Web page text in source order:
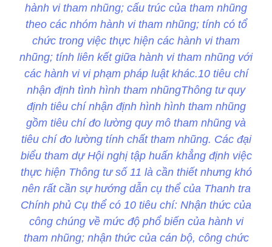
hành vi tham nhũng; cấu trúc của tham nhũng
theo các nhóm hành vi tham nhũng; tính có tổ
chức trong việc thực hiện các hành vi tham
nhũng; tính liên kết giữa hành vi tham nhũng với
các hành vi vi phạm pháp luật khác.10 tiêu chí
nhận định tình hình tham nhũngThông tư quy
định tiêu chí nhận định hình hình tham nhũng
gồm tiêu chí đo lường quy mô tham nhũng và
tiêu chí đo lường tính chất tham nhũng. Các đại
biểu tham dự Hội nghị tập huấn khẳng định việc
thực hiện Thông tư số 11 là cần thiết nhưng khó
nên rất cần sự hướng dẫn cụ thể của Thanh tra
Chính phủ Cụ thể có 10 tiêu chí: Nhận thức của
công chúng về mức độ phổ biến của hành vi
tham nhũng; nhận thức của cán bộ, công chức